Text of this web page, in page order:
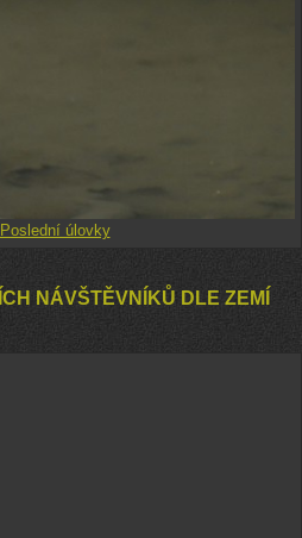
úlovky
NÁVŠTĚVNÍKŮ DLE ZEMÍ